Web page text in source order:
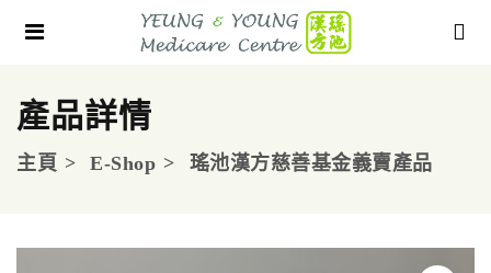
產品詳情
主頁 E-Shop 瑤池漢方慈善基金義賣產品